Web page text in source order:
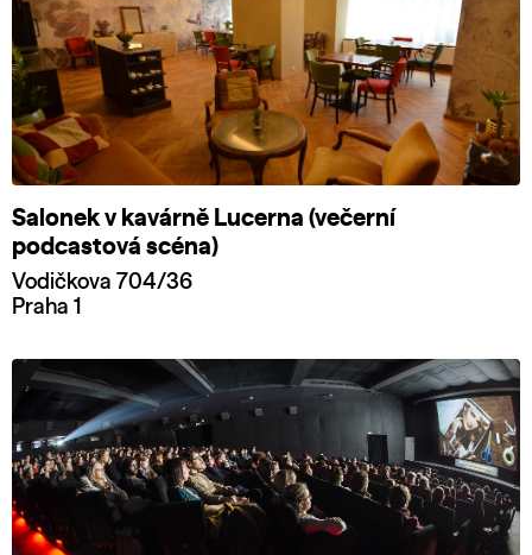
Salonek v kavárně Lucerna (večerní
podcastová scéna)
Vodičkova 704/36
Praha 1